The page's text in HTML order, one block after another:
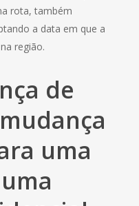
rota, também
a data em que a
região.
de
uma